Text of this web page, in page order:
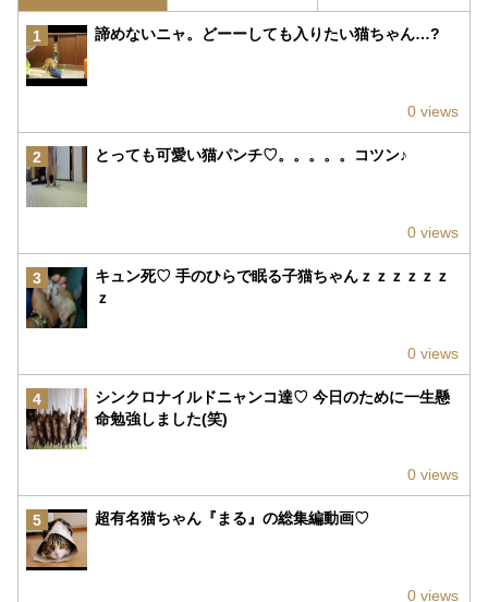
1 諦めないニャ。どーーしても入りたい猫ちゃん…?
0 views
2 とっても可愛い猫パンチ♡。。。。。コツン♪
0 views
3
キュン死♡ 手のひらで眠る子猫ちゃんｚｚｚｚｚｚ
ｚ
0 views
4
シンクロナイルドニャンコ達♡ 今日のために一生懸
命勉強しました(笑)
0 views
5 超有名猫ちゃん『まる』の総集編動画♡
0 views